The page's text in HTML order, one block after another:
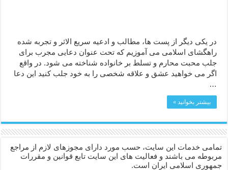
در یکی دیگر از پست ها، مطالب و ادعیه سریع الاثر و تجربه شده
راهگشای اسلامی می آموزیم که تحت عنوان دعایی مجرب برای
جلب محبت محارم و تسلط بر خانواده شناخته می شود. در واقع
اگر می خواهید عشق و علاقه شخصی را به خود جلب کنید این دعا
…
بیشتر بخوانید »
تمامی خدمات این سایت، حسب مورد دارای مجوزهای لازم از مراجع
مربوطه می باشند و فعالیت های این سایت تابع قوانین و مقررات
جمهوری اسلامی ایران است.